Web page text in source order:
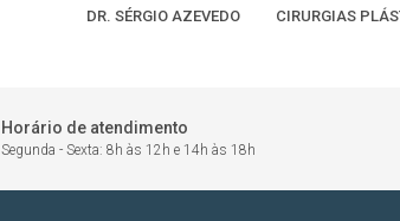
DR. SÉRGIO AZEVEDO CIRURGIAS
Horário de atendimento
Segunda - Sexta: 8h às 12h e 14h às 18h